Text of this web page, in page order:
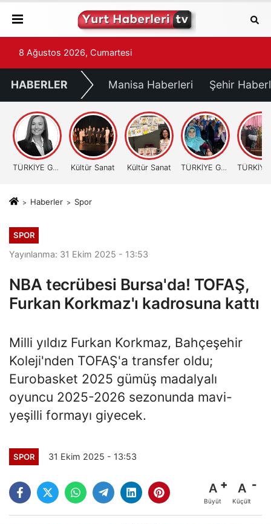
8 Ağustos 2026, Cumartesi
HABERLER Manisa Haberleri Şehir
TÜRKİYE GÜNDEMİ Kültür Sanat Kültür Sanat TÜRKİYE GÜNDEMİ
Haberler Spor
SPOR
Yayınlanma: 31 Ekim 2025 - 13:53
NBA tecrübesi Bursa'da! TOFAŞ,
Furkan Korkmaz'ı kadrosuna kattı
Milli yıldız Furkan Korkmaz, Bahçeşehir
Koleji'nden TOFAŞ'a transfer oldu;
Eurobasket 2025 gümüş madalyalı
oyuncu 2025-2026 sezonunda mavi-
yeşilli formayı giyecek.
SPOR 31 Ekim 2025 - 13:53
A
Büyüt
A
Küçült